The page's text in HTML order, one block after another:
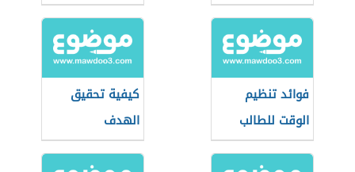
فوائد تنظيم
الوقت للطالب
كيفية تحقيق
الهدف